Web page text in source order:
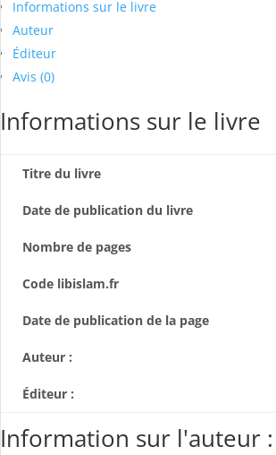
Informations sur le livre
Auteur
Éditeur
Avis (0)
Informations sur le livre
Titre du livre
Date de publication du livre
Nombre de pages
Code libislam.fr
Date de publication de la page
Auteur :
Éditeur :
Information sur l'auteur :